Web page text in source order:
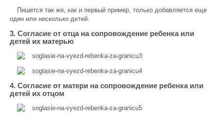
Пишется так же, как и первый пример, только добавляется еще
один или несколько детей.
3. Согласие от отца на сопровождение ребенка или
детей их матерью
4. Согласие от матери на сопровождение ребенка или
детей их отцом